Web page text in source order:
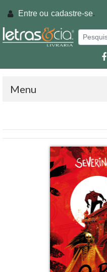
Entre ou cadastre-se.
Menu